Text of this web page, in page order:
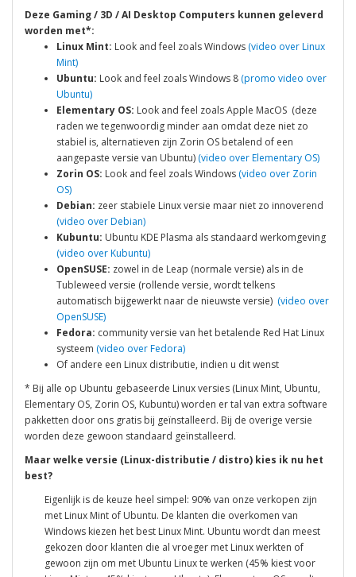
Deze Gaming / 3D / AI Desktop Computers kunnen geleverd
worden met*:
Linux Mint: Look and feel zoals Windows (video over Linux
Mint)
Ubuntu: Look and feel zoals Windows 8 (promo video over
Ubuntu)
Elementary OS: Look and feel zoals Apple MacOS (deze
raden we tegenwoordig minder aan omdat deze niet zo
stabiel is, alternatieven zijn Zorin OS betalend of een
aangepaste versie van Ubuntu) (video over Elementary OS)
Zorin OS: Look and feel zoals Windows (video over Zorin
OS)
Debian: zeer stabiele Linux versie maar niet zo innoverend
(video over Debian)
Kubuntu: Ubuntu KDE Plasma als standaard werkomgeving
(video over Kubuntu)
OpenSUSE: zowel in de Leap (normale versie) als in de
Tubleweed versie (rollende versie, wordt telkens
automatisch bijgewerkt naar de nieuwste versie) (video over
OpenSUSE)
Fedora: community versie van het betalende Red Hat Linux
systeem (video over Fedora)
Of andere een Linux distributie, indien u dit wenst
* Bij alle op Ubuntu gebaseerde Linux versies (Linux Mint, Ubuntu,
Elementary OS, Zorin OS, Kubuntu) worden er tal van extra software
pakketten door ons gratis bij geïnstalleerd. Bij de overige versie
worden deze gewoon standaard geïnstalleerd.
Maar welke versie (Linux-distributie / distro) kies ik nu het
best?
Eigenlijk is de keuze heel simpel: 90% van onze verkopen zijn
met Linux Mint of Ubuntu. De klanten die overkomen van
Windows kiezen het best Linux Mint. Ubuntu wordt dan meest
gekozen door klanten die al vroeger met Linux werkten of
gewoon zijn om met Ubuntu Linux te werken (45% kiest voor